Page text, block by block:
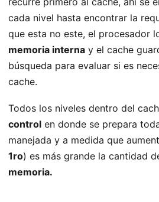
cada nivel hasta encontrar la
que esta no este, el procesador
memoria interna y el cache
búsqueda para evaluar si es
cache.
Todos los niveles dentro del
control en donde se prepara
manejada y a medida que
1ro) es más grande la cantidad
memoria.